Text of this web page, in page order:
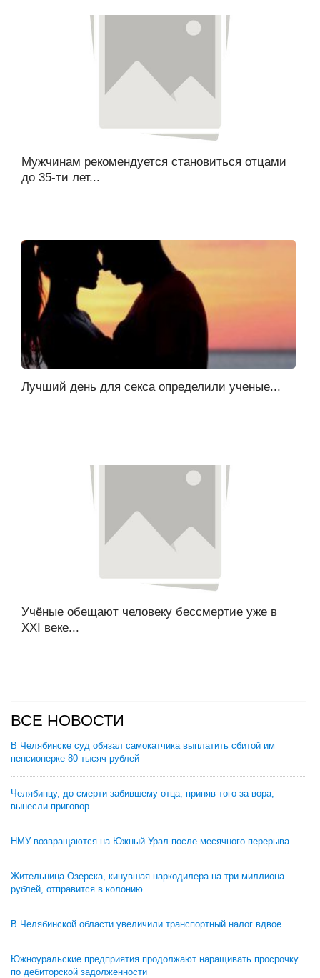
Мужчинам рекомендуется становиться отцами
до 35-ти лет...
Лучший день для секса определили ученые...
Учёные обещают человеку бессмертие уже в
XXI веке...
ВСЕ НОВОСТИ
В Челябинске суд обязал самокатчика выплатить сбитой им
пенсионерке 80 тысяч рублей
Челябинцу, до смерти забившему отца, приняв того за вора,
вынесли приговор
НМУ возвращаются на Южный Урал после месячного перерыва
Жительница Озерска, кинувшая наркодилера на три миллиона
рублей, отправится в колонию
В Челябинской области увеличили транспортный налог вдвое
Южноуральские предприятия продолжают наращивать просрочку
по дебиторской задолженности